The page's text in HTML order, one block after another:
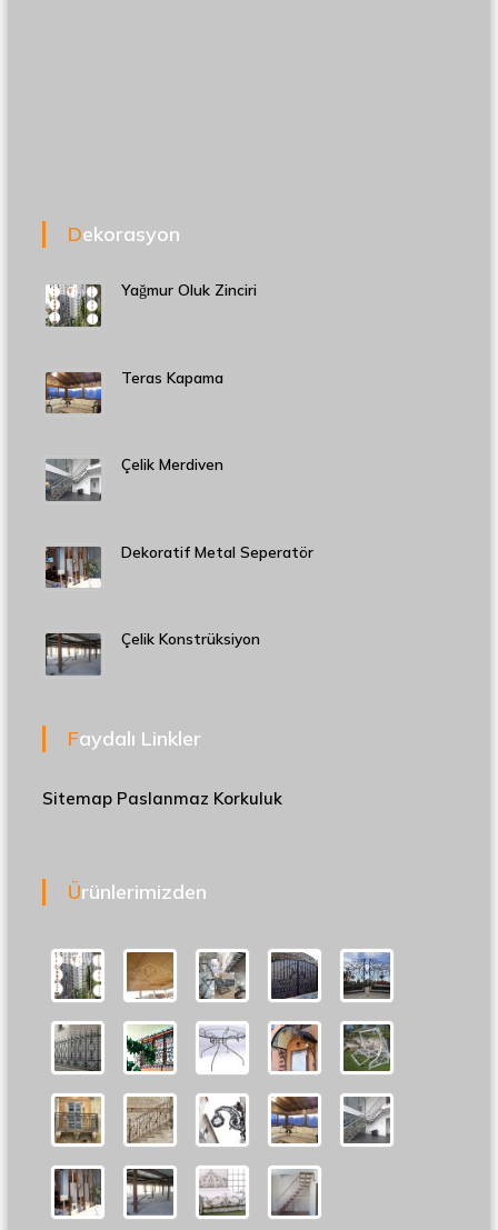
Dekorasyon
Yağmur Oluk Zinciri
Teras Kapama
Çelik Merdiven
Dekoratif Metal Seperatör
Çelik Konstrüksiyon
Faydalı Linkler
Sitemap Paslanmaz Korkuluk
Ürünlerimizden